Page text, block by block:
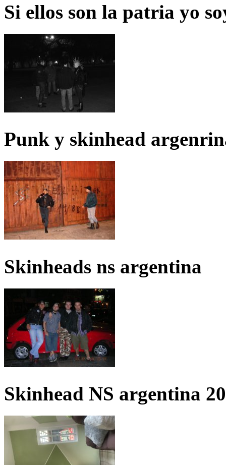
Si ellos son la patria yo
Punk y skinhead
Skinheads ns argentina
Skinhead NS argentina